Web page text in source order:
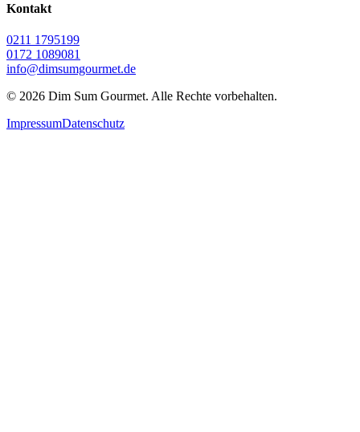
Kontakt
0211 1795199
0172 1089081
info@dimsumgourmet.de
© 2026 Dim Sum Gourmet. Alle Rechte vorbehalten.
ImpressumDatenschutz